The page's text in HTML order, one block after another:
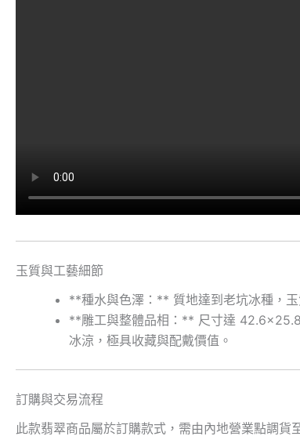
玉質與工藝細節
**種水與色澤：** 質地達到老坑冰種，
**雕工與整體品相：** 尺寸達
冰涼，極具收藏與配戴價值。
訂購與交易流程
此款翡翠商品屬於訂購款式，需由內地營業點調